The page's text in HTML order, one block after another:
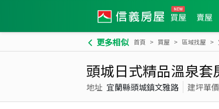
買屋 賣屋
更多相似 首頁 買屋 區域找屋
頭城日式精品溫泉套
地址 宜蘭縣頭城鎮文雅路 建坪單價